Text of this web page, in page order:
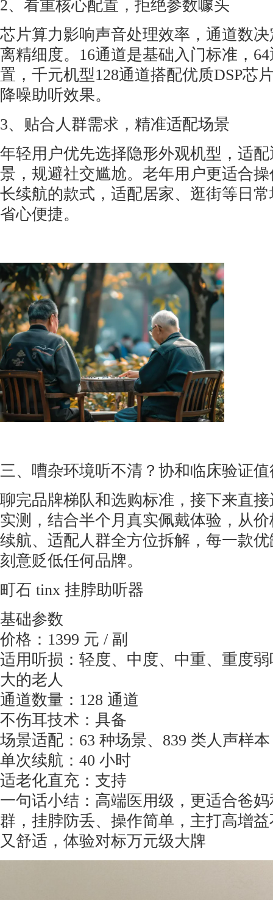
2、看重核心配置，拒绝参数噱头
芯片算力影响声音处理效率，通道数
离精细度。16通道是基础入门标准，
置，千元机型128通道搭配优质DSP芯
降噪助听效果。
3、贴合人群需求，精准适配场景
年轻用户优先选择隐形外观机型，适
景，规避社交尴尬。老年用户更适合
长续航的款式，适配居家、逛街等日
省心便捷。
三、嘈杂环境听不清？协和临床验证
聊完品牌梯队和选购标准，接下来直
实测，结合半个月真实佩戴体验，从
续航、适配人群全方位拆解，每一款
刻意贬低任何品牌。
町石 tinx 挂脖助听器
基础参数
价格：1399 元 / 副
适用听损：轻度、中度、中重、重度
大的老人
通道数量：128 通道
不伤耳技术：具备
场景适配：63 种场景、839 类人声样本
单次续航：40 小时
适老化直充：支持
一句话小结：高端医用级，更适合爸
群，挂脖防丢、操作简单，主打高增
又舒适，体验对标万元级大牌